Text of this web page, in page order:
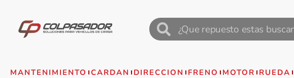
MANTENIMIENTO CARDAN DIRECCION FRENO MOTOR RUEDA